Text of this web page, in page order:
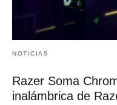
NOTICIAS
Razer Soma
inalámbrica de